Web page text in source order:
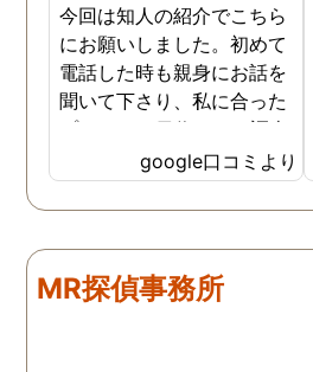
今回は知人の紹介でこちら
にお願いしました。初めて
電話した時も親身にお話を
聞いて下さり、私に合った
プランで15日位かけて調査
してもらいました。 噂通り
調査も細かく、こんな所ま
でしっかり撮ってくれたん
拠で旦那と今後の話しが早
く進みそうです。また結果
google口コミより
MR探偵事務所